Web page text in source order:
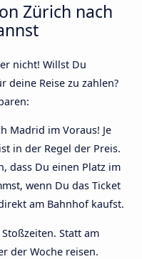
Zürich nach
nicht! Willst Du
deine Reise zu zahlen?
Madrid im Voraus! Je
in der Regel der Preis.
dass Du einen Platz im
wenn Du das Ticket
am Bahnhof kaufst.
Statt am
der Woche reisen.